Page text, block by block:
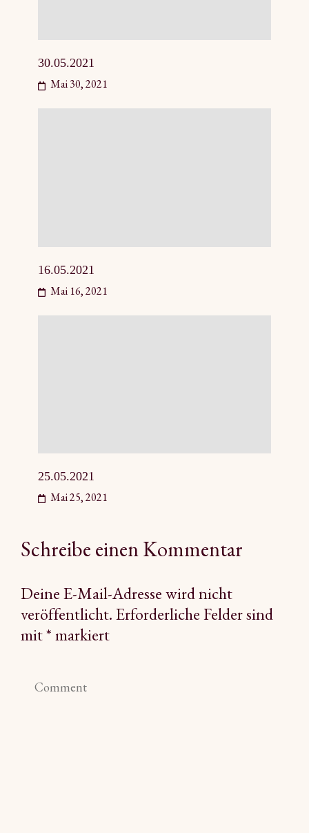
30.05.2021
Mai 30, 2021
16.05.2021
Mai 16, 2021
25.05.2021
Mai 25, 2021
Schreibe einen Kommentar
Deine E-Mail-Adresse wird nicht
veröffentlicht.Erforderliche Felder sind
mit*markiert